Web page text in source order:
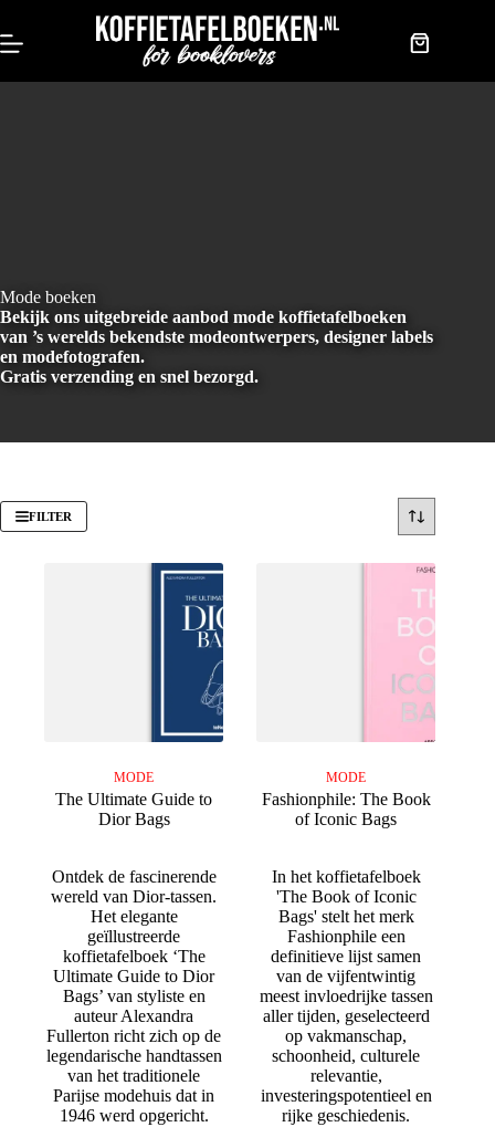
artikel
Mode boeken
Bekijk ons uitgebreide aanbod mode koffietafelboeken
van ’s werelds bekendste modeontwerpers, designer labels
en modefotografen.
Gratis verzending en snel bezorgd.
FILTER
MODE
The Ultimate Guide to
Dior Bags
Ontdek de fascinerende
wereld van Dior-tassen.
Het elegante
geïllustreerde
koffietafelboek ‘The
Ultimate Guide to Dior
Bags’ van styliste en
auteur Alexandra
Fullerton richt zich op de
legendarische handtassen
van het traditionele
Parijse modehuis dat in
1946 werd opgericht.
MODE
Fashionphile: The Book
of Iconic Bags
In het koffietafelboek
'The Book of Iconic
Bags' stelt het merk
Fashionphile een
definitieve lijst samen
van de vijfentwintig
meest invloedrijke tassen
aller tijden, geselecteerd
op vakmanschap,
schoonheid, culturele
relevantie,
investeringspotentieel en
rijke geschiedenis.